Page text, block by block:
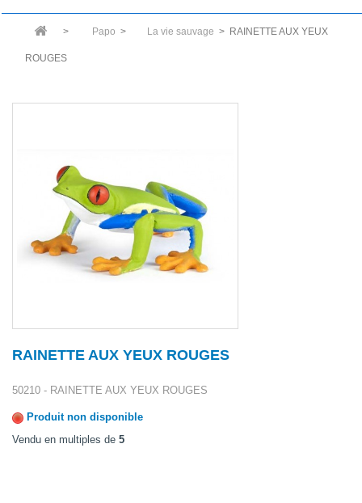
> Papo > La vie sauvage > RAINETTE AUX YEUX
ROUGES
RAINETTE AUX YEUX ROUGES
50210 - RAINETTE AUX YEUX ROUGES
Produit non disponible
Vendu en multiples de 5